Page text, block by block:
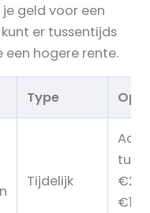
geld voor een
er tussentijds
een hogere rente.
Type
Tijdelijk